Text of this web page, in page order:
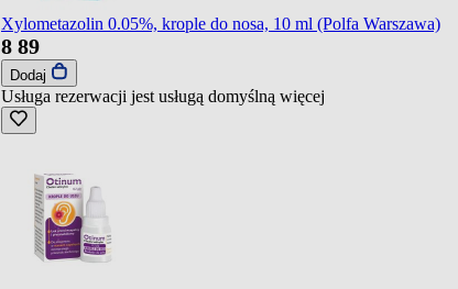
Xylometazolin 0.05%, krople do nosa, 10 ml (Polfa Warszawa)
8 89
Dodaj
Usługa rezerwacji jest usługą domyślną więcej